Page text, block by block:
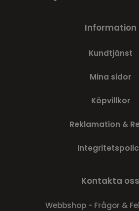
Information
Kundtjänst
Mina sidor
Köpvillkor
Reklamation &
Kontakta oss
Webbshop - Frågor &